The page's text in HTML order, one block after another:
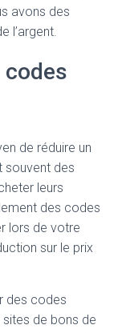
avons des
l’argent.
de réduire un
souvent des
leurs
des codes
lors de votre
sur le prix
des codes
de bons de